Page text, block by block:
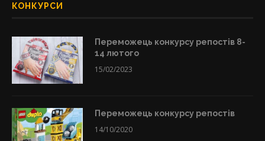
КОНКУРСИ
Переможець конкурсу репостів 8-
14 лютого
15/02/2023
Переможець конкурсу репостів
14/10/2020